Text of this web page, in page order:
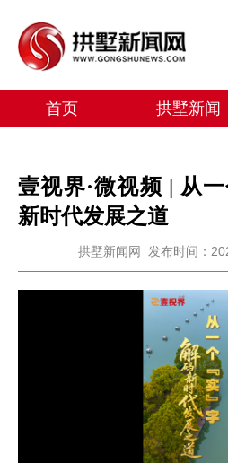
首页 拱墅新闻
壹视界·微视频 | 从
新时代发展之道
拱墅新闻网 发布时间：